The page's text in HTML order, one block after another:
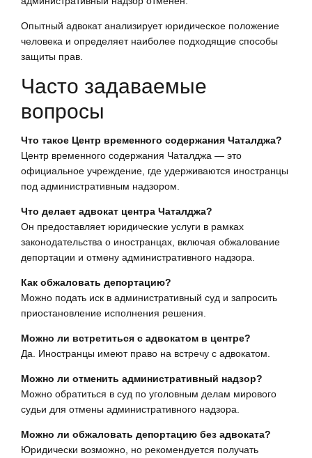
Опытный адвокат анализирует юридическое положение
человека и определяет наиболее подходящие способы
защиты прав.
Часто задаваемые
вопросы
Что такое Центр временного содержания Чаталджа?
Центр временного содержания Чаталджа — это
официальное учреждение, где удерживаются иностранцы
под административным надзором.
Что делает адвокат центра Чаталджа?
Он предоставляет юридические услуги в рамках
законодательства о иностранцах, включая обжалование
депортации и отмену административного надзора.
Как обжаловать депортацию?
Можно подать иск в административный суд и запросить
приостановление исполнения решения.
Можно ли встретиться с адвокатом в центре?
Да. Иностранцы имеют право на встречу с адвокатом.
Можно ли отменить административный надзор?
Можно обратиться в суд по уголовным делам мирового
судьи для отмены административного надзора.
Можно ли обжаловать депортацию без адвоката?
Юридически возможно, но рекомендуется получать